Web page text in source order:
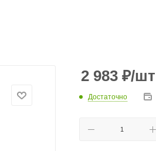
2 983 ₽/шт
Достаточно